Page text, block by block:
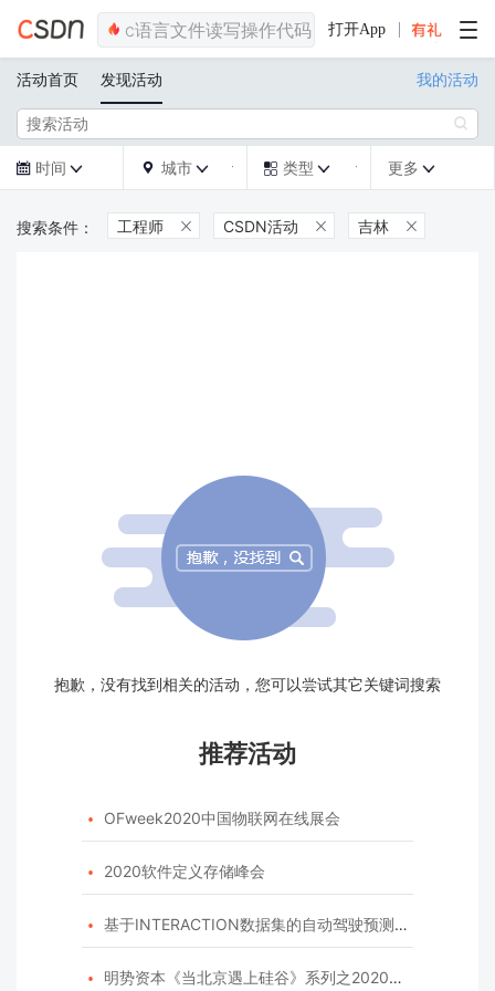
打开App
活动首页 发现活动 我的活动

 时间   城市   类型  更多 
工程师  CSDN活动  吉林 
抱歉，没有找到相关的活动，您可以尝试其它关键词搜索
推荐活动
 OFweek2020中国物联网在线展会
 2020软件定义存储峰会
 基于INTERACTION数据集的自动驾驶预测模型挑战赛
 明势资本《当北京遇上硅谷》系列之2020年度开源峰会